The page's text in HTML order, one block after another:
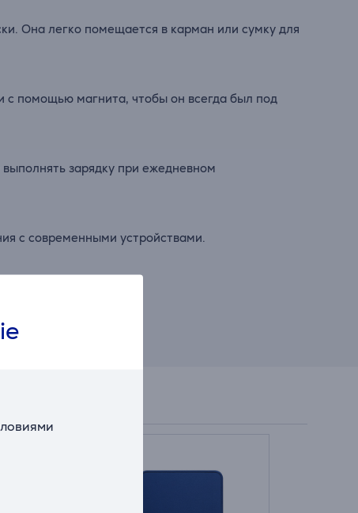
Она легко помещается в карман или сумку для
с помощью магнита, чтобы он всегда был под
зарядку при ежедневном
с современными устройствами.
более удобным.